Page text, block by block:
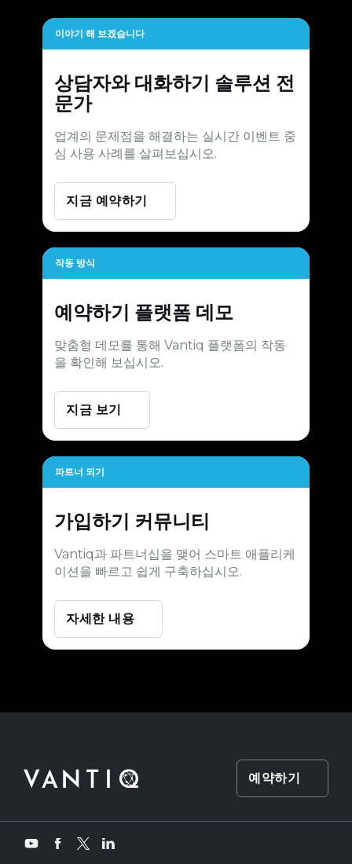
이야기 해 보겠습니다
상담자와 대화하기 솔루션 전
문가
업계의 문제점을 해결하는 실시간 이벤트 중
심 사용 사례를 살펴보십시오.
지금 예약하기
작동 방식
예약하기 플랫폼 데모
맞춤형 데모를 통해 Vantiq 플랫폼의 작동
을 확인해 보십시오.
지금 보기
파트너 되기
가입하기 커뮤니티
Vantiq과 파트너십을 맺어 스마트 애플리케
이션을 빠르고 쉽게 구축하십시오.
자세한 내용
예약하기
YouTubeFacebookTwitterLinkedIn